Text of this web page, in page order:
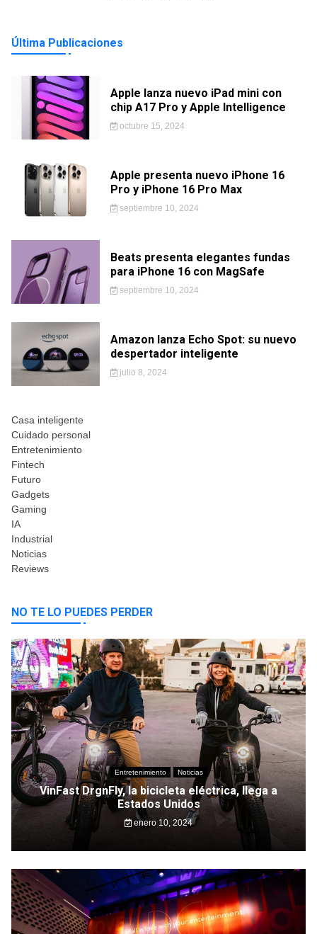
Última Publicaciones
Apple lanza nuevo iPad mini con
chip A17 Pro y Apple Intelligence
octubre 15, 2024
Apple presenta nuevo iPhone 16
Pro y iPhone 16 Pro Max
septiembre 10, 2024
Beats presenta elegantes fundas
para iPhone 16 con MagSafe
septiembre 10, 2024
Amazon lanza Echo Spot: su nuevo
despertador inteligente
julio 8, 2024
Casa inteligente
Cuidado personal
Entretenimiento
Fintech
Futuro
Gadgets
Gaming
IA
Industrial
Noticias
Reviews
NO TE LO PUEDES PERDER
Entretenimiento Noticias
VinFast DrgnFly, la bicicleta eléctrica, llega a
Estados Unidos
enero 10, 2024